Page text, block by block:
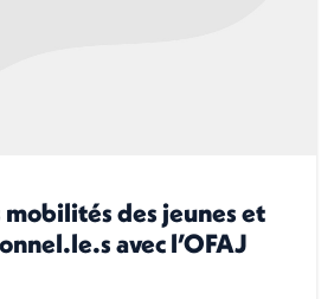
mobilités des jeunes et
avec l’OFAJ